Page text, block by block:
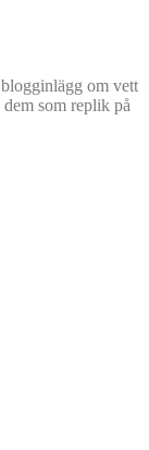
om vett
som replik på